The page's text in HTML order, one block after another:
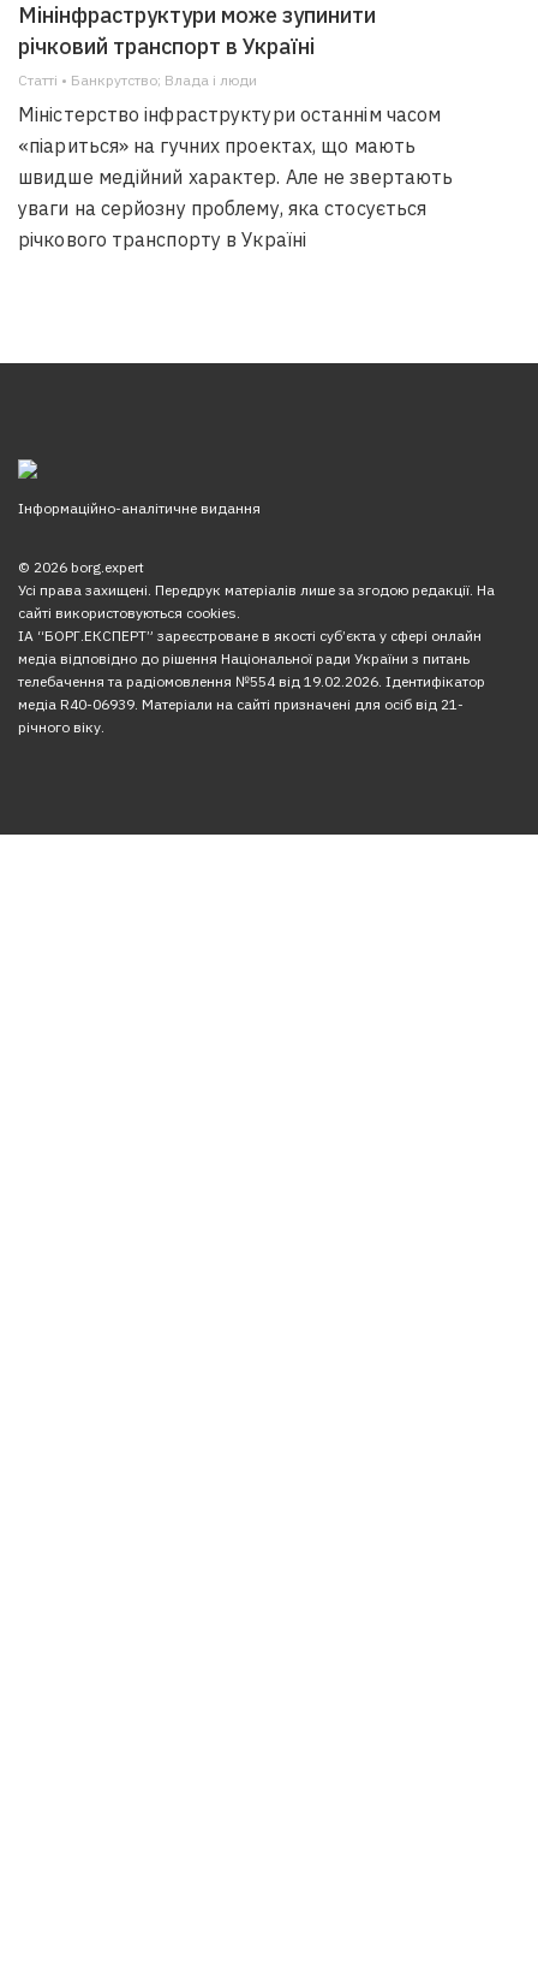
Мінінфраструктури може зупинити
річковий транспорт в Україні
Статті • Банкрутство; Влада i люди
Міністерство інфраструктури останнім часом
«піариться» на гучних проектах, що мають
швидше медійний характер. Але не звертають
уваги на серйозну проблему, яка стосується
річкового транспорту в Україні
Інформаційно-аналітичне видання
© 2026 borg.expert
Усі права захищені. Передрук матеріалів лише за згодою редакції. На
сайті використовуються cookies.
ІА “БОРГ.ЕКСПЕРТ” зареєстроване в якості суб’єкта у сфері онлайн
медіа відповідно до рішення Національної ради України з питань
телебачення та радіомовлення №554 від 19.02.2026. Ідентифікатор
медіа R40-06939. Матеріали на сайті призначені для осіб від 21-
річного віку.